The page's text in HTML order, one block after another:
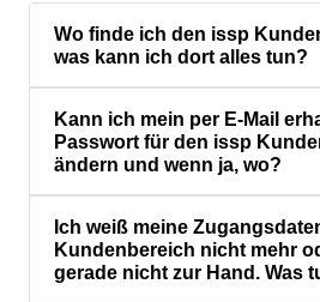
Wo finde ich den issp
was kann ich dort alles tun?
Kann ich mein per E-Mail
Passwort für den issp
ändern und wenn ja, wo?
Ich weiß meine
Kundenbereich nicht mehr
gerade nicht zur Hand. Was